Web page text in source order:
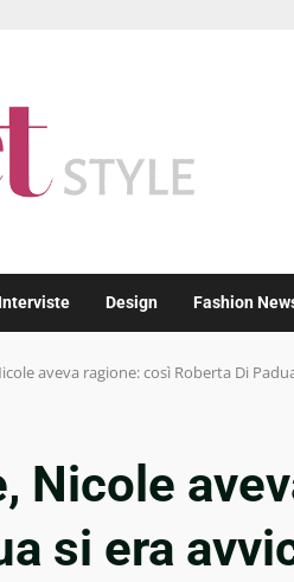
Interviste Design Fashion
aveva ragione: così Roberta Di
Nicole
si era